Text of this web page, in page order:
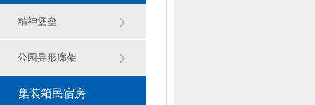
观雕塑
精神堡垒
公园异形廊架
集装箱民宿房